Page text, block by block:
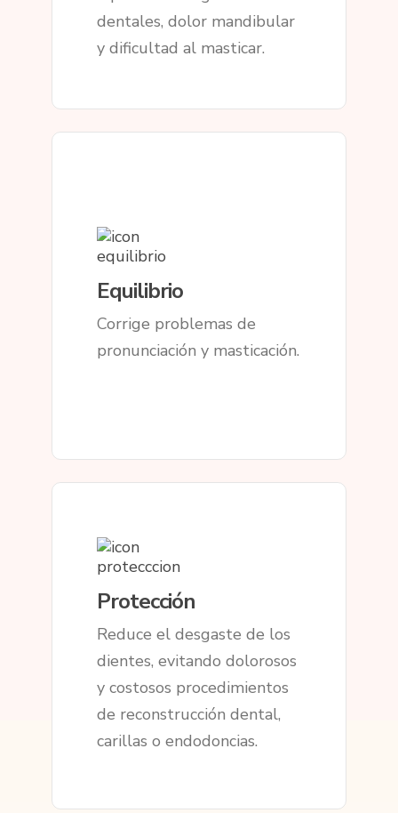
dentales, dolor mandibular
y dificultad al masticar.
Equilibrio
Corrige problemas de
pronunciación y masticación.
Protección
Reduce el desgaste de los
dientes, evitando dolorosos
y costosos procedimientos
de reconstrucción dental,
carillas o endodoncias.